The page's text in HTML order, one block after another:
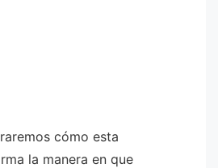
cómo esta
la manera en que